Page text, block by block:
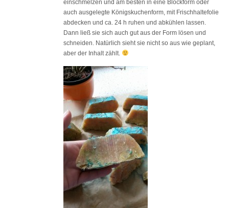
einschmelzen und am besten in eine Blockform oder
auch ausgelegte Königskuchenform, mit Frischhaltefolie
abdecken und ca. 24 h ruhen und abkühlen lassen.
Dann ließ sie sich auch gut aus der Form lösen und
schneiden. Natürlich sieht sie nicht so aus wie geplant,
aber der Inhalt zählt.